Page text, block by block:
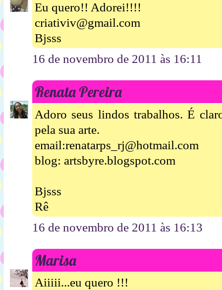
Eu quero!! Adorei!!!!
criativiv@gmail.com
Bjsss
16 de novembro de 2011 às 16:11
Renata Pereira
Adoro seus lindos trabalhos. É
pela sua arte.
email:renatarps_rj@hotmail.com
blog: artsbyre.blogspot.com
Bjsss
Rê
16 de novembro de 2011 às 16:13
Marisa
Aiiiii...eu quero !!!